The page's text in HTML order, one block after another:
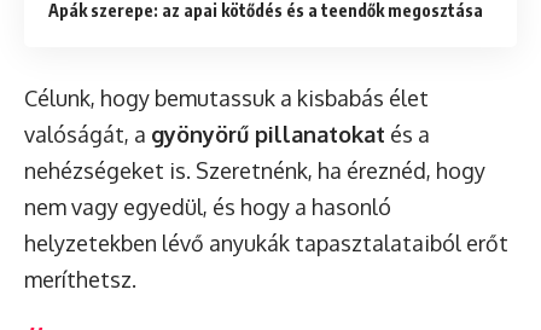
Apák szerepe: az apai kötődés és a teendők megosztása
Célunk, hogy bemutassuk a kisbabás élet
valóságát, a gyönyörű pillanatokat és a
nehézségeket is. Szeretnénk, ha éreznéd, hogy
nem vagy egyedül, és hogy a hasonló
helyzetekben lévő anyukák tapasztalataiból erőt
meríthetsz.